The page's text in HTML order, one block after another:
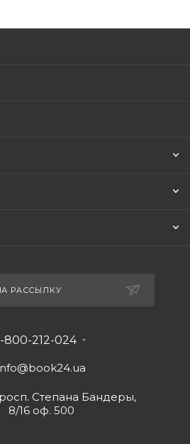
РАССЫЛКУ
800-212-024
Степана Бандеры,
8/16 оф. 500